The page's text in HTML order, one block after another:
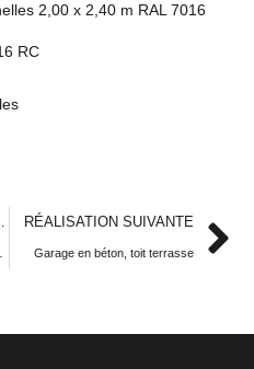
2,00 x 2,40 m RAL 7016
RC
RÉALISATION SUIVANTE
Garage en béton, toit terrasse